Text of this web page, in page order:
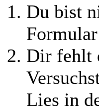
Du bist
Dir fehlt
Lies in